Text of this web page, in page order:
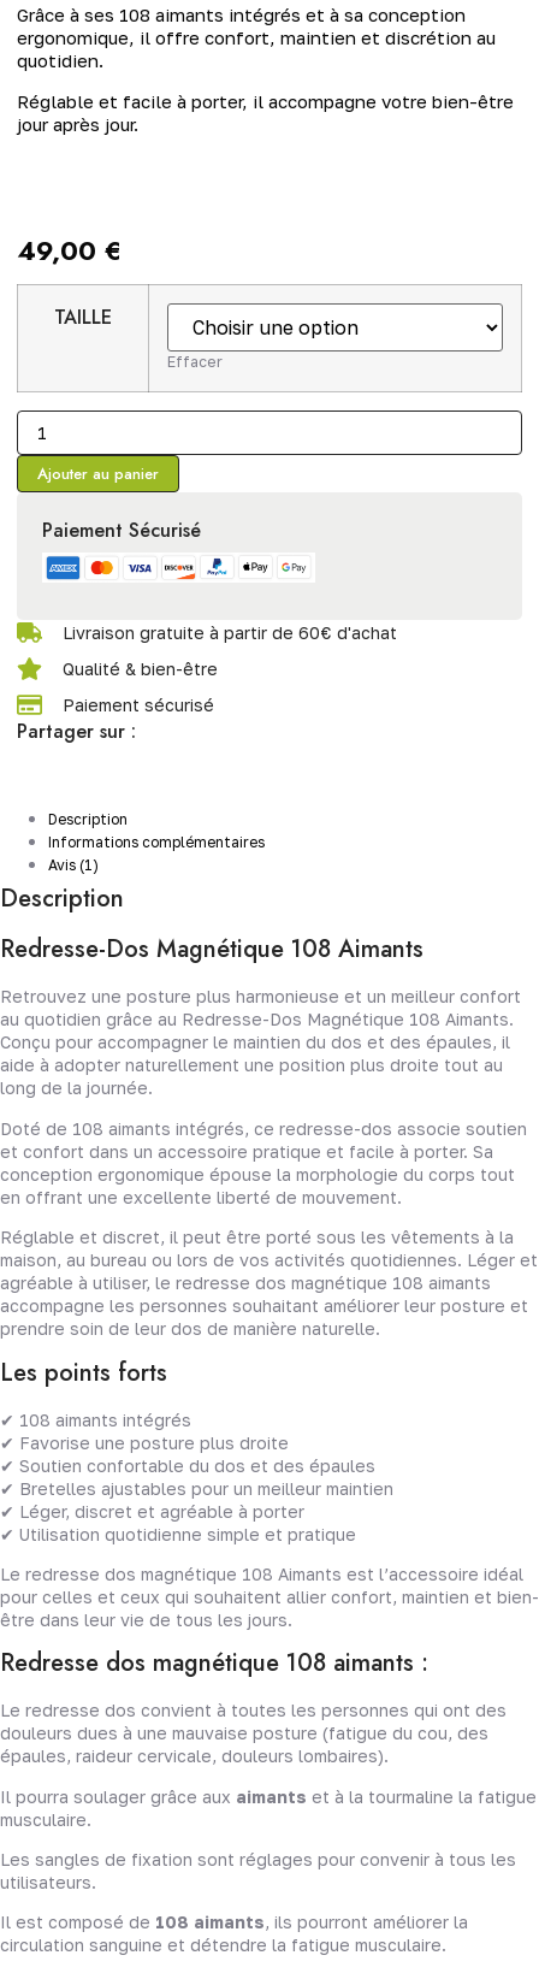
Grâce à ses 108 aimants intégrés et à sa conception
ergonomique, il offre confort, maintien et discrétion au
quotidien.
Réglable et facile à porter, il accompagne votre bien-être
jour après jour.
49,00 €
TAILLE
Effacer
Ajouter au panier
Paiement Sécurisé
Livraison gratuite à partir de 60€ d'achat
Qualité & bien-être
Paiement sécurisé
Partager sur :
Description
Informations complémentaires
Avis (1)
Description
Redresse-Dos Magnétique 108 Aimants
Retrouvez une posture plus harmonieuse et un meilleur confort
au quotidien grâce au Redresse-Dos Magnétique 108 Aimants.
Conçu pour accompagner le maintien du dos et des épaules, il
aide à adopter naturellement une position plus droite tout au
long de la journée.
Doté de 108 aimants intégrés, ce redresse-dos associe soutien
et confort dans un accessoire pratique et facile à porter. Sa
conception ergonomique épouse la morphologie du corps tout
en offrant une excellente liberté de mouvement.
Réglable et discret, il peut être porté sous les vêtements à la
maison, au bureau ou lors de vos activités quotidiennes. Léger et
agréable à utiliser, le redresse dos magnétique 108 aimants
accompagne les personnes souhaitant améliorer leur posture et
prendre soin de leur dos de manière naturelle.
Les points forts
✔ 108 aimants intégrés
✔ Favorise une posture plus droite
✔ Soutien confortable du dos et des épaules
✔ Bretelles ajustables pour un meilleur maintien
✔ Léger, discret et agréable à porter
✔ Utilisation quotidienne simple et pratique
Le redresse dos magnétique 108 Aimants est l’accessoire idéal
pour celles et ceux qui souhaitent allier confort, maintien et bien-
être dans leur vie de tous les jours.
Redresse dos magnétique 108 aimants :
Le redresse dos convient à toutes les personnes qui ont des
douleurs dues à une mauvaise posture (fatigue du cou, des
épaules, raideur cervicale, douleurs lombaires).
Il pourra soulager grâce aux aimants et à la tourmaline la fatigue
musculaire.
Les sangles de fixation sont réglages pour convenir à tous les
utilisateurs.
Il est composé de 108 aimants, ils pourront améliorer la
circulation sanguine et détendre la fatigue musculaire.